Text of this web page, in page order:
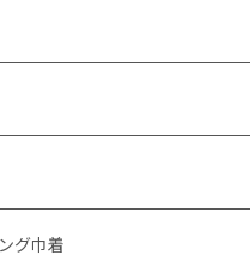
ン
ク
ク
ットン
コットン
ン
ク
ットン
グ巾着